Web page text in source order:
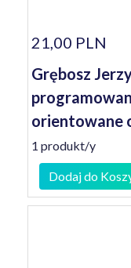
21,00 PLN
Grębosz
orientowane
1 produkt/y
Dodaj do